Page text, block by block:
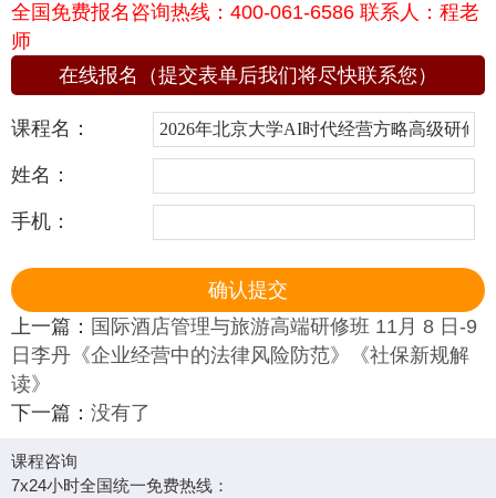
全国免费报名咨询热线：400-061-6586 联系人：程老
师
在线报名（提交表单后我们将尽快联系您）
课程名：
姓名：
手机：
上一篇： 国际酒店管理与旅游高端研修班 11月 8 日-9
日李丹《企业经营中的法律风险防范》《社保新规解
读》
下一篇： 没有了
课程咨询
7x24小时全国统一免费热线：